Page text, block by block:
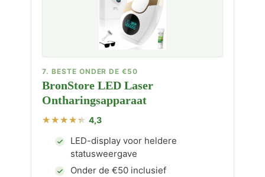
7. BESTE ONDER DE €50
BronStore LED Laser
Ontharingsapparaat
4,3
LED-display voor heldere
statusweergave
Onder de €50 inclusief